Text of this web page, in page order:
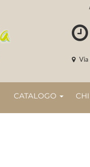
Via
CATALOGO